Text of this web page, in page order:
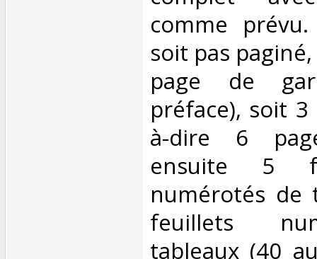
comme
soit pas
page de
préface), soit
à-dire 6
ensuite 5
numérotés de
feuillets
tableaux (40